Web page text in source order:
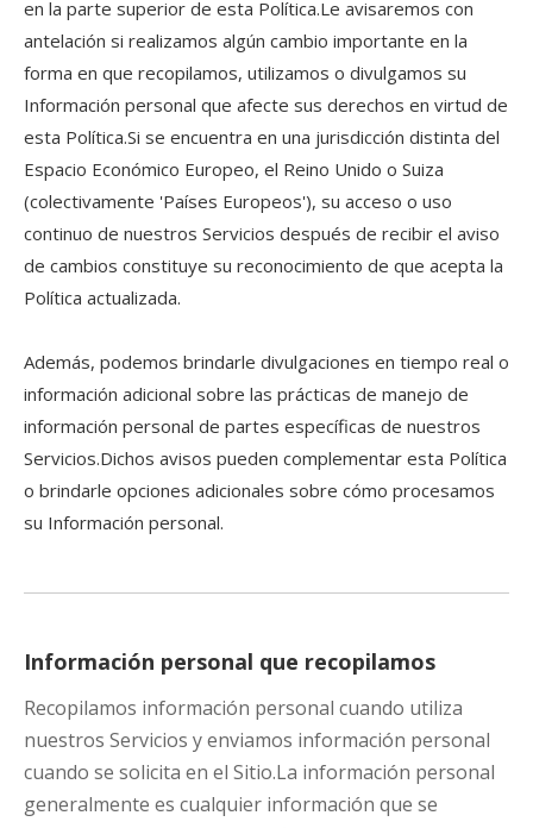
en la parte superior de esta Política.Le avisaremos con
antelación si realizamos algún cambio importante en la
forma en que recopilamos, utilizamos o divulgamos su
Información personal que afecte sus derechos en virtud de
esta Política.Si se encuentra en una jurisdicción distinta del
Espacio Económico Europeo, el Reino Unido o Suiza
(colectivamente 'Países Europeos'), su acceso o uso
continuo de nuestros Servicios después de recibir el aviso
de cambios constituye su reconocimiento de que acepta la
Política actualizada.
Además, podemos brindarle divulgaciones en tiempo real o
información adicional sobre las prácticas de manejo de
información personal de partes específicas de nuestros
Servicios.Dichos avisos pueden complementar esta Política
o brindarle opciones adicionales sobre cómo procesamos
su Información personal.
Información personal que recopilamos
Recopilamos información personal cuando utiliza
nuestros Servicios y enviamos información personal
cuando se solicita en el Sitio.La información personal
generalmente es cualquier información que se